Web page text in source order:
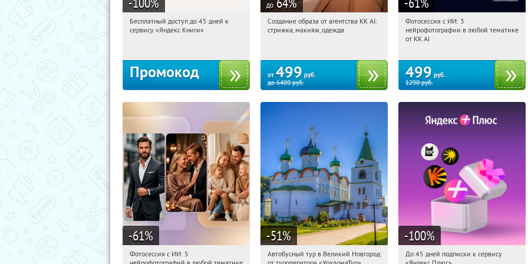
09:21:45
Получи первым!
Бесплатный доступ до 45 дней к
сервису «Яндекс Книги»
Промокод
до
09:21:45 Купили:64
Создание образа от агентства KK AI:
стрижка, макияж, одежда
от 499 руб.
до6400руб.
09:21:45
Россия
Фотосессия с ИИ: 3
нейрофотографии в любой тематике
от KK AI
499 руб.
1290руб.
-61%
09:21:45
Фотосессия с ИИ: 5
-51%
09:21:45 Купили:2
Автобусный тур в Великий Новгород
-100%
09:21:45 Получили:
До 45 дней подписки к сервису